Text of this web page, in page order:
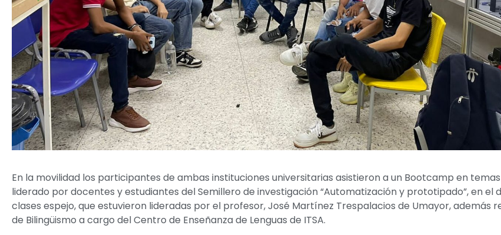
En la movilidad los participantes de ambas instituciones universitarias asistieron a un Bootcamp en
liderado por docentes y estudiantes del Semillero de investigación “Automatización y prototipado”, en el
clases espejo, que estuvieron lideradas por el profesor, José Martínez Trespalacios de Umayor, además
de Bilingüismo a cargo del Centro de Enseñanza de Lenguas de ITSA.